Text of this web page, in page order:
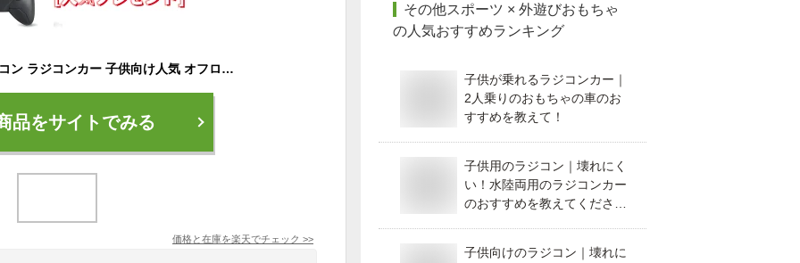
【楽天1位獲得】ラジコン ラジコンカー 子供向け人気 オフロード RCカー 車おもちゃ 親子遊び ギフト レッド 充電式 ライト付き 2.4Gラジコン 1/18 操作時間80分 大型タイヤのオフロードカー リモコンカー ledライト搭載 男の子 女の子プレゼント
品をサイトでみる
価格と在庫を楽天でチェック >>
その他スポーツ × 外遊びおもちゃ
の人気おすすめランキング
子供が乗れるラジコンカー｜
2人乗りのおもちゃの車のお
すすめを教えて！
子供用のラジコン｜壊れにく
い！水陸両用のラジコンカー
のおすすめを教えてくださ
子供向けのラジコン｜壊れに